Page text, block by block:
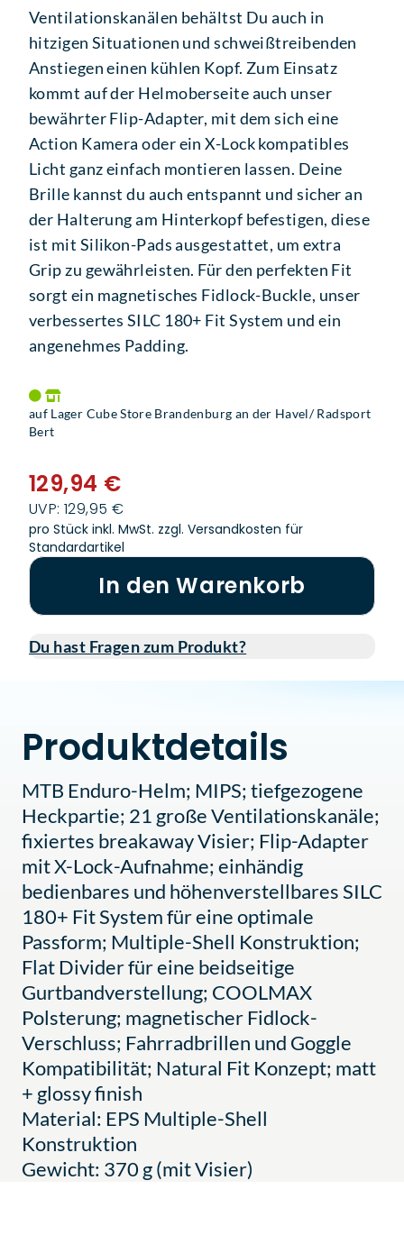
Ventilationskanälen behältst Du auch in
hitzigen Situationen und schweißtreibenden
Anstiegen einen kühlen Kopf. Zum Einsatz
kommt auf der Helmoberseite auch unser
bewährter Flip-Adapter, mit dem sich eine
Action Kamera oder ein X-Lock kompatibles
Licht ganz einfach montieren lassen. Deine
Brille kannst du auch entspannt und sicher an
der Halterung am Hinterkopf befestigen, diese
ist mit Silikon-Pads ausgestattet, um extra
Grip zu gewährleisten. Für den perfekten Fit
sorgt ein magnetisches Fidlock-Buckle, unser
verbessertes SILC 180+ Fit System und ein
angenehmes Padding.
auf Lager Cube Store Brandenburg an der Havel/ Radsport
Bert
129,94 €
UVP: 129,95 €
pro Stück inkl. MwSt. zzgl. Versandkosten für
Standardartikel
In den Warenkorb
Du hast Fragen zum Produkt?
Produktdetails
MTB Enduro-Helm; MIPS; tiefgezogene
Heckpartie; 21 große Ventilationskanäle;
fixiertes breakaway Visier; Flip-Adapter
mit X-Lock-Aufnahme; einhändig
bedienbares und höhenverstellbares SILC
180+ Fit System für eine optimale
Passform; Multiple-Shell Konstruktion;
Flat Divider für eine beidseitige
Gurtbandverstellung; COOLMAX
Polsterung; magnetischer Fidlock-
Verschluss; Fahrradbrillen und Goggle
Kompatibilität; Natural Fit Konzept; matt
+ glossy finish
Material: EPS Multiple-Shell
Konstruktion
Gewicht: 370 g (mit Visier)